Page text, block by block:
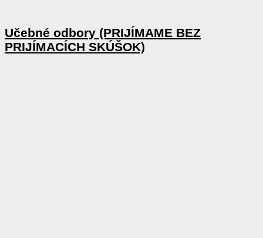
Učebné odbory (PRIJÍMAME BEZ
PRIJÍMACÍCH SKÚŠOK)